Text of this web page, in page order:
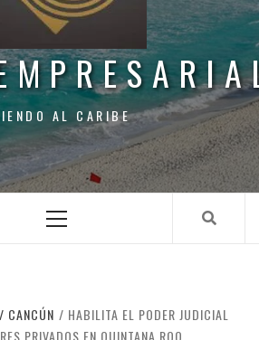
AL CARIBE
Menu
CANCÚN
HABILITA EL PODER JUDICIAL
PRIVADOS EN QUINTANA ROO